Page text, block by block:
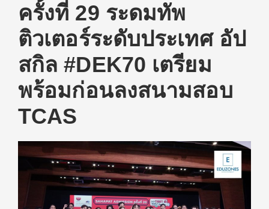
ครั้งที่ 29 ระดมทัพ
ติวเตอร์ระดับประเทศ อัป
สกิล #DEK70 เตรียม
พร้อมก่อนลงสนามสอบ
TCAS